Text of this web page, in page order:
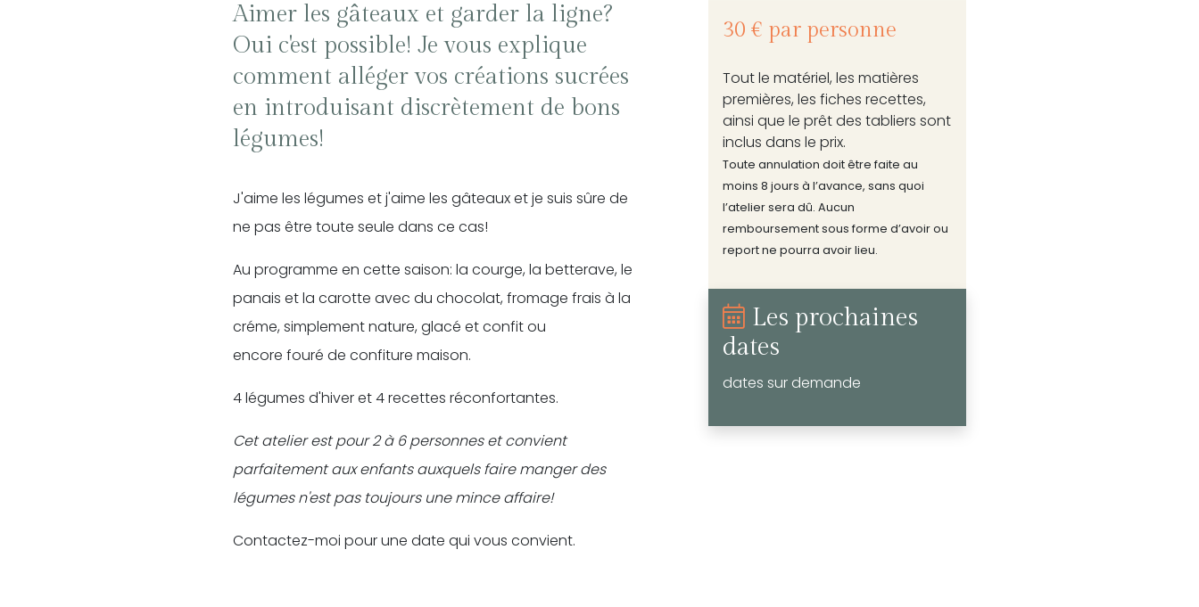
Aimer les gâteaux et garder la ligne?
Oui c'est possible! Je vous explique
comment alléger vos créations sucrées
en introduisant discrètement de bons
légumes!
J'aime les légumes et j'aime les gâteaux et je suis sûre de
ne pas être toute seule dans ce cas!
Au programme en cette saison: la courge, la betterave, le
panais et la carotte avec du chocolat, fromage frais à la
créme, simplement nature, glacé et confit ou
encore fouré de confiture maison.
4 légumes d'hiver et 4 recettes réconfortantes.
Cet atelier est pour 2 à 6 personnes et convient
parfaitement aux enfants auxquels faire manger des
légumes n'est pas toujours une mince affaire!
Contactez-moi pour une date qui vous convient.
30 € par personne
Tout le matériel, les matières
premières, les fiches recettes,
ainsi que le prêt des tabliers sont
inclus dans le prix.
Toute annulation doit être faite au
moins 8 jours à l’avance, sans quoi
l’atelier sera dû. Aucun
remboursement sous forme d’avoir ou
report ne pourra avoir lieu.
Les prochaines
dates
dates sur demande